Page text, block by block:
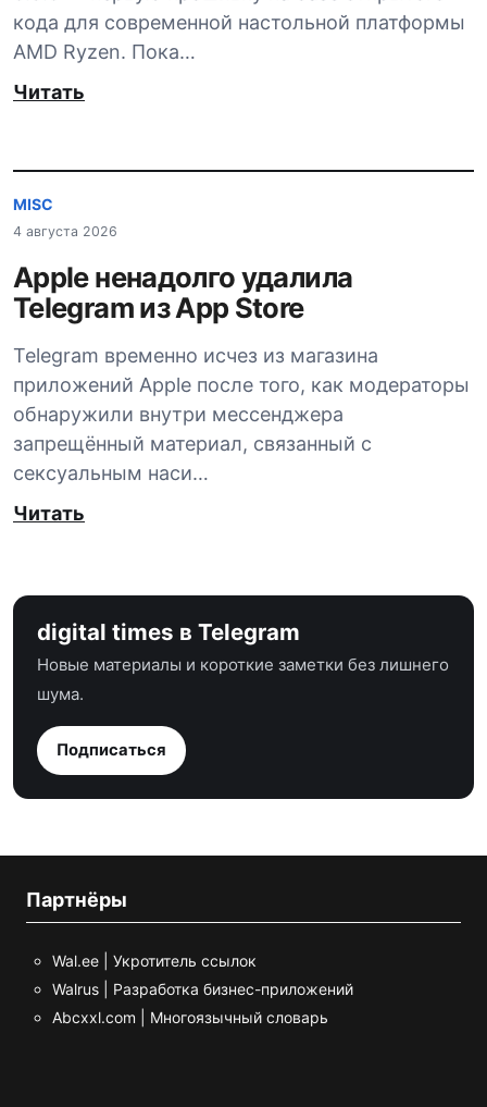
кода для современной настольной платформы
AMD Ryzen. Пока…
Читать
MISC
4 августа 2026
Apple ненадолго удалила
Telegram из App Store
Telegram временно исчез из магазина
приложений Apple после того, как модераторы
обнаружили внутри мессенджера
запрещённый материал, связанный с
сексуальным наси…
Читать
digital times в Telegram
Новые материалы и короткие заметки без лишнего
шума.
Подписаться
Партнёры
Wal.ee | Укротитель ссылок
Walrus | Разработка бизнес-приложений
Abcxxl.com | Многоязычный словарь